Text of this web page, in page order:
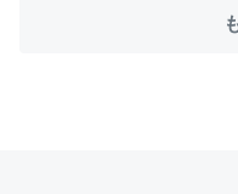
ちぼちRingも置こうか